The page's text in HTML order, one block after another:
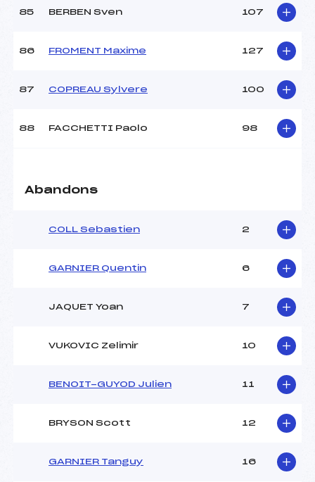
85 BERBEN Sven 107
86 FROMENT Maxime 127
87 COPREAU Sylvere 100
88 FACCHETTI Paolo 98
Abandons
COLL Sebastien 2
GARNIER Quentin 6
JAQUET Yoan 7
VUKOVIC Zelimir 10
BENOIT-GUYOD Julien 11
BRYSON Scott 12
GARNIER Tanguy 16